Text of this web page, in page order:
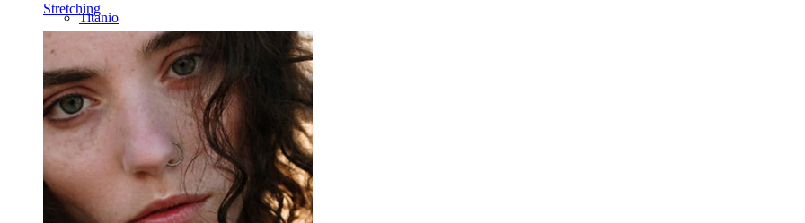
Stretching
Titanio